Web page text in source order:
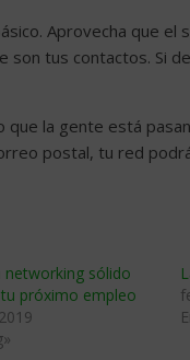
Aprovecha que
son tus contactos. Si
que la gente está
postal, tu red
networking sólido
próximo empleo